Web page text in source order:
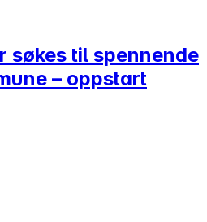
søkes til spennende
– oppstart